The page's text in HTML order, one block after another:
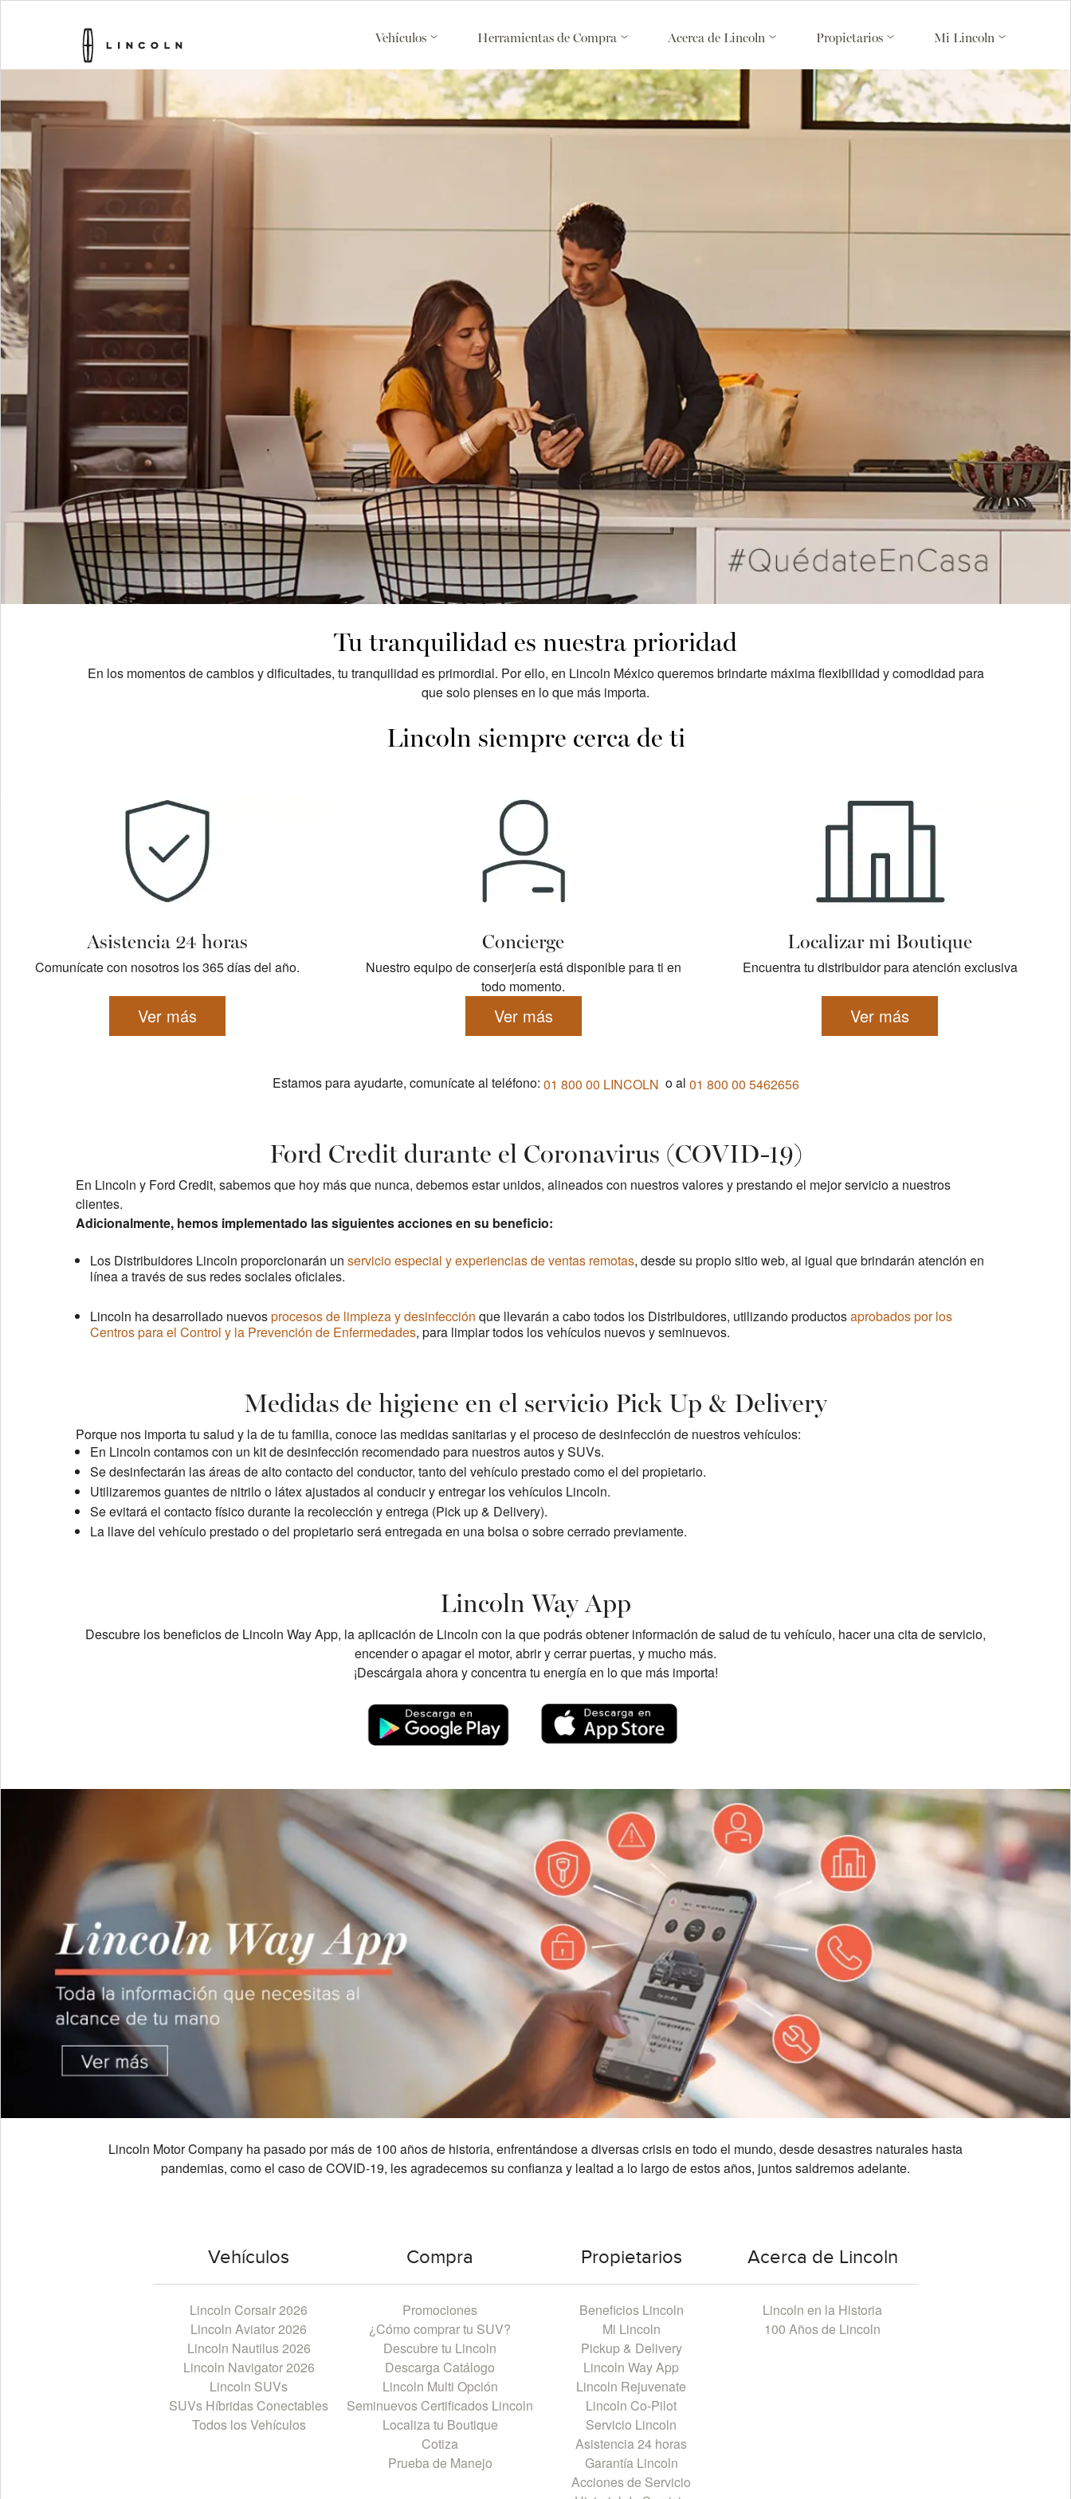
Vehículos Herramientas de Compra Acerca de Lincoln Propietarios Mi Lincoln
Tu tranquilidad es nuestra prioridad
En los momentos de cambios y dificultades, tu tranquilidad es primordial. Por ello, en Lincoln México queremos brindarte máxima flexibilidad y comodidad para
que solo pienses en lo que más importa.
Lincoln siempre cerca de ti
Asistencia 24 horas
Comunícate con nosotros los 365 días del año.
Ver más
Concierge
Nuestro equipo de conserjería está disponible para ti en
todo momento.
Ver más
Localizar mi Boutique
Encuentra tu distribuidor para atención exclusiva
Ver más
Estamos para ayudarte, comunícate al teléfono: 01 800 00 LINCOLN o al 01 800 00 5462656
Ford Credit durante el Coronavirus (COVID-19)
En Lincoln y Ford Credit, sabemos que hoy más que nunca, debemos estar unidos, alineados con nuestros valores y prestando el mejor servicio a nuestros
clientes.
Adicionalmente, hemos implementado las siguientes acciones en su beneficio:
Los Distribuidores Lincoln proporcionarán un servicio especial y experiencias de ventas remotas, desde su propio sitio web, al igual que brindarán atención en
línea a través de sus redes sociales oficiales.
Lincoln ha desarrollado nuevosprocesos de limpieza y desinfección que llevarán a cabo todos los Distribuidores, utilizando productosaprobados por los
Centros para el Control y la Prevención de Enfermedades, para limpiar todos los vehículos nuevos y seminuevos.
Medidas de higiene en el servicio Pick Up & Delivery
Porque nos importa tu salud y la de tu familia, conoce las medidas sanitarias y el proceso de desinfección de nuestros vehículos:
En Lincoln contamos con un kit de desinfección recomendado para nuestros autos y SUVs.
Se desinfectarán las áreas de alto contacto del conductor, tanto del vehículo prestado como el del propietario.
Utilizaremos guantes de nitrilo o látex ajustados al conducir y entregar los vehículos Lincoln.
Se evitará el contacto físico durante la recolección y entrega (Pick up & Delivery).
La llave del vehículo prestado o del propietario será entregada en una bolsa o sobre cerrado previamente.
Lincoln Way App
Descubre los beneficios de Lincoln Way App, la aplicación de Lincoln con la que podrás obtener información de salud de tu vehículo, hacer una cita de servicio,
encender o apagar el motor, abrir y cerrar puertas, y mucho más.
¡Descárgala ahora y concentra tu energía en lo que más importa!
Lincoln Motor Company ha pasado por más de 100 años de historia, enfrentándose a diversas crisis en todo el mundo, desde desastres naturales hasta
pandemias, como el caso de COVID-19, les agradecemos su confianza y lealtad a lo largo de estos años, juntos saldremos adelante.
Vehículos
Lincoln Corsair 2026
Lincoln Aviator 2026
Lincoln Nautilus 2026
Lincoln Navigator 2026
Lincoln SUVs
SUVs Híbridas Conectables
Todos los Vehículos
Compra
Promociones
¿Cómo comprar tu SUV?
Descubre tu Lincoln
Descarga Catálogo
Lincoln Multi Opción
Seminuevos Certificados Lincoln
Localiza tu Boutique
Cotiza
Prueba de Manejo
Propietarios
Beneficios Lincoln
Mi Lincoln
Pickup & Delivery
Lincoln Way App
Lincoln Rejuvenate
Lincoln Co-Pilot
Servicio Lincoln
Asistencia 24 horas
Garantía Lincoln
Acciones de Servicio
Acerca de Lincoln
Lincoln en la Historia
100 Años de Lincoln